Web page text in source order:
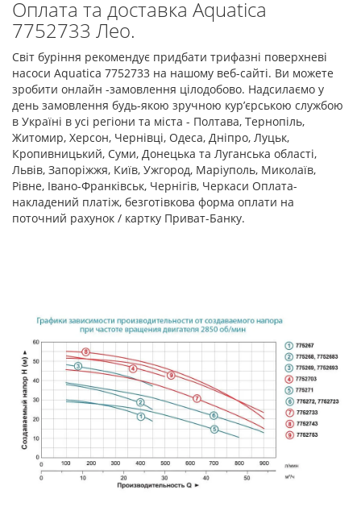
Оплата та доставка Aquatica
7752733 Лео.
Світ буріння рекомендує придбати трифазні поверхневі
насоси Aquatica 7752733 на нашому веб-сайті. Ви можете
зробити онлайн -замовлення цілодобово. Надсилаємо у
день замовлення будь-якою зручною кур’єрською службою
в Україні в усі регіони та міста - Полтава, Тернопіль,
Житомир, Херсон, Чернівці, Одеса, Дніпро, Луцьк,
Кропивницький, Суми, Донецька та Луганська області,
Львів, Запоріжжя, Київ, Ужгород, Маріуполь, Миколаїв,
Рівне, Івано-Франківськ, Чернігів, Черкаси Оплата-
накладений платіж, безготівкова форма оплати на
поточний рахунок / картку Приват-Банку.